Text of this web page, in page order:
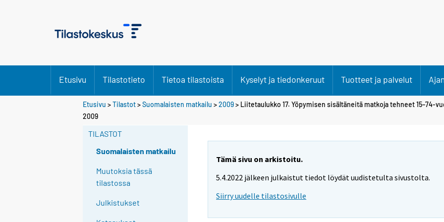
Etusivu Tilastotieto Tietoa tilastoista Kyselyt ja tiedonkeruut Tuotteet ja palvelut
Etusivu >Tilastot>Suomalaisten matkailu >2009> Liitetaulukko 17. Yöpymisen sisältäneitä matkoja tehneet 15–74-
2009
TILASTOT
Suomalaisten matkailu
Muutoksia tässä
tilastossa
Julkistukset
Tämä sivu on arkistoitu.
5.4.2022 jälkeen julkaistut tiedot löydät uudistetulta sivustolta.
Siirry uudelle tilastosivulle